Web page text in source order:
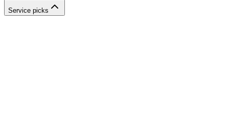
Service picks